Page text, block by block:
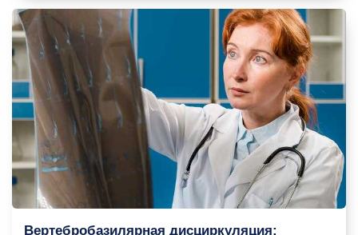
Вертебробазилярная дисциркуляция: